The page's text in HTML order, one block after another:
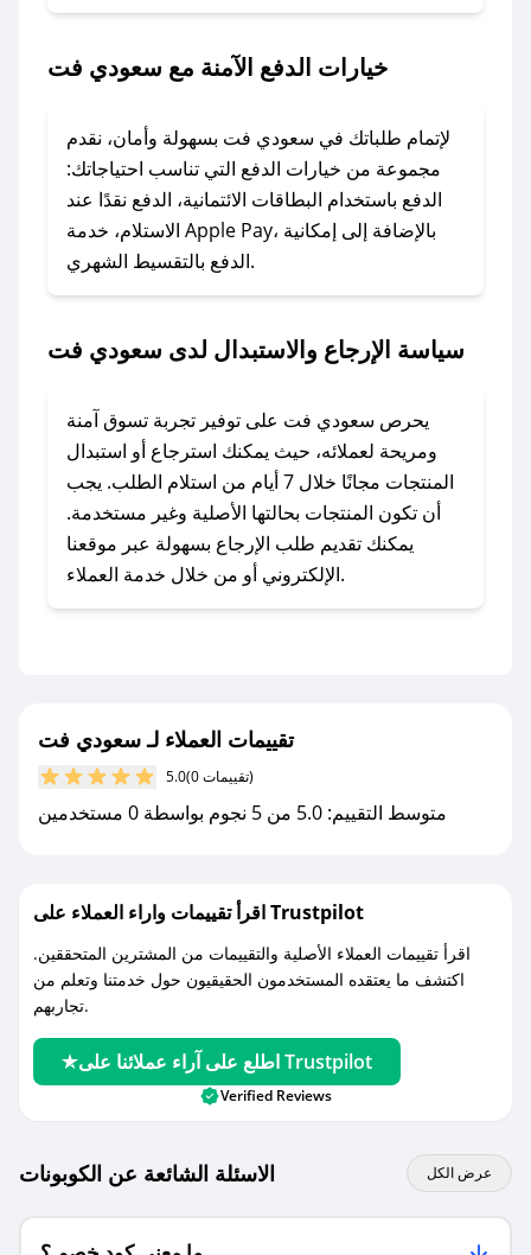
2. الصقه في خانة الدفع عند التسوق من سعودي
لا تقلق! يمكنك التواصل مع فريق دعم صحصح عبر
الرسائل الخاصة على تويتر أو البريد الإلكتروني،
وسنقوم بحل المشكلة في أسرع وقت ممكن.
### ماذا أفعل إذا لم أجد كود خصم لمتجري
المفضل؟
مراسلتنا مباشرة وسنعمل على توفير الكوبونات في
### كيف تحصل على كوبونات خصم حصرية من
سعودي فت؟
للحصول على كوبونات وخصومات حصرية، قم بما
يلي:
- اضغط على أيقونة متابعة لمتجر سعودي فت في
مع صحصح، تسوق بذكاء ووفّر على كل مشترياتك مع
كوبونات خصم حصرية من سعودي فت!
خيارات الدفع الآمنة مع سعودي فت
لإتمام طلباتك في سعودي فت بسهولة وأمان، نقدم
مجموعة من خيارات الدفع التي تناسب احتياجاتك:
الدفع باستخدام البطاقات الائتمانية، الدفع نقدًا عند
الاستلام، خدمة Apple Pay، بالإضافة إلى إمكانية
الدفع بالتقسيط الشهري.
سياسة الإرجاع والاستبدال لدى سعودي فت
يحرص سعودي فت على توفير تجربة تسوق آمنة
ومريحة لعملائه، حيث يمكنك استرجاع أو استبدال
المنتجات مجانًا خلال 7 أيام من استلام الطلب. يجب
أن تكون المنتجات بحالتها الأصلية وغير مستخدمة.
يمكنك تقديم طلب الإرجاع بسهولة عبر موقعنا
الإلكتروني أو من خلال خدمة العملاء.
تقييمات العملاء لـ سعودي فت
5.0 (0 تقييمات)
متوسط التقييم: 5.0 من 5 نجوم بواسطة 0 مستخدمين
اقرأ تقييمات واراء العملاء على Trustpilot
اقرأ تقييمات العملاء الأصلية والتقييمات من المشترين المتحققين.
اكتشف ما يعتقده المستخدمون الحقيقيون حول خدمتنا وتعلم من
تجاربهم.
اطلع على آراء عملائنا على Trustpilot
Verified Reviews
الاسئلة الشائعة عن الكوبونات عرض الكل